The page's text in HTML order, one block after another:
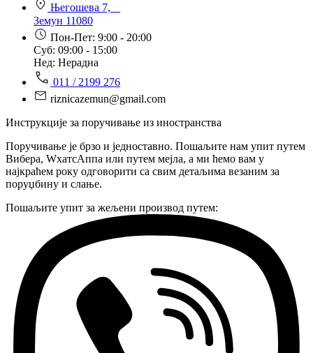
Његошева 7,
Земун 11080
Пон-Пет: 9:00 - 20:00
Суб: 09:00 - 15:00
Нед: Нерадна
011 / 2199 276
riznicazemun@gmail.com
Инструкције за поручивање из иностранства
Поручивање је брзо и једноставно. Пошаљите нам упит путем
Вибера, WхатсАппа или путем мејла, а ми ћемо вам у
најкраћем року одговорити са свим детаљима везаним за
поруџбину и слање.
Пошаљите упит за жељени производ путем: